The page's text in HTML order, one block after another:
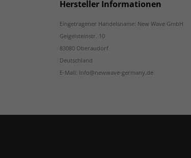
Hersteller Informationen
Eingetragener Handelsname: New Wave GmbH
Geigelsteinstr. 10
83080 Oberaudorf
Deutschland
E-Mail: info@newwave-germany.de